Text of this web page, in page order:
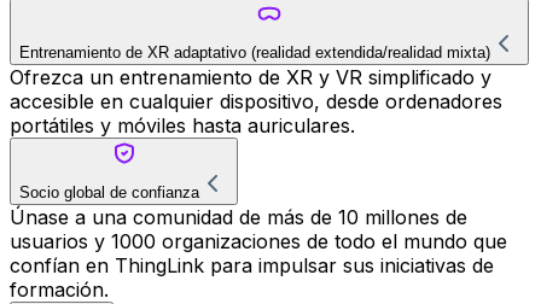
Entrenamiento de XR adaptativo (realidad extendida/realidad mixta)
Ofrezca un entrenamiento de XR y VR simplificado y
accesible en cualquier dispositivo, desde ordenadores
portátiles y móviles hasta auriculares.
Socio global de confianza
Únase a una comunidad de más de 10 millones de
usuarios y 1000 organizaciones de todo el mundo que
confían en ThingLink para impulsar sus iniciativas de
formación.